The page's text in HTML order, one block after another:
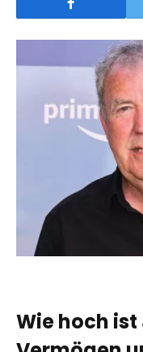
Wie hoch